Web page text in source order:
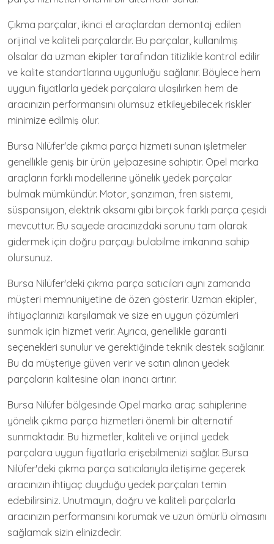
Çıkma parçalar, ikinci el araçlardan demontaj edilen
orijinal ve kaliteli parçalardır. Bu parçalar, kullanılmış
olsalar da uzman ekipler tarafından titizlikle kontrol edilir
ve kalite standartlarına uygunluğu sağlanır. Böylece hem
uygun fiyatlarla yedek parçalara ulaşılırken hem de
aracınızın performansını olumsuz etkileyebilecek riskler
minimize edilmiş olur.
Bursa Nilüfer'de çıkma parça hizmeti sunan işletmeler
genellikle geniş bir ürün yelpazesine sahiptir. Opel marka
araçların farklı modellerine yönelik yedek parçalar
bulmak mümkündür. Motor, şanzıman, fren sistemi,
süspansiyon, elektrik aksamı gibi birçok farklı parça çeşidi
mevcuttur. Bu sayede aracınızdaki sorunu tam olarak
gidermek için doğru parçayı bulabilme imkanına sahip
olursunuz.
Bursa Nilüfer'deki çıkma parça satıcıları aynı zamanda
müşteri memnuniyetine de özen gösterir. Uzman ekipler,
ihtiyaçlarınızı karşılamak ve size en uygun çözümleri
sunmak için hizmet verir. Ayrıca, genellikle garanti
seçenekleri sunulur ve gerektiğinde teknik destek sağlanır.
Bu da müşteriye güven verir ve satın alınan yedek
parçaların kalitesine olan inancı artırır.
Bursa Nilüfer bölgesinde Opel marka araç sahiplerine
yönelik çıkma parça hizmetleri önemli bir alternatif
sunmaktadır. Bu hizmetler, kaliteli ve orijinal yedek
parçalara uygun fiyatlarla erişebilmenizi sağlar. Bursa
Nilüfer'deki çıkma parça satıcılarıyla iletişime geçerek
aracınızın ihtiyaç duyduğu yedek parçaları temin
edebilirsiniz. Unutmayın, doğru ve kaliteli parçalarla
aracınızın performansını korumak ve uzun ömürlü olmasını
sağlamak sizin elinizdedir.